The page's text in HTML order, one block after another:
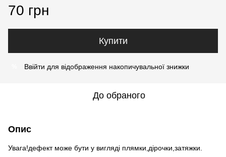
70 грн
Купити
Ввійти для відображення накопичувальної знижки
До обраного
Опис
Увага!дефект може бути у вигляді плямки,дірочки,затяжки.